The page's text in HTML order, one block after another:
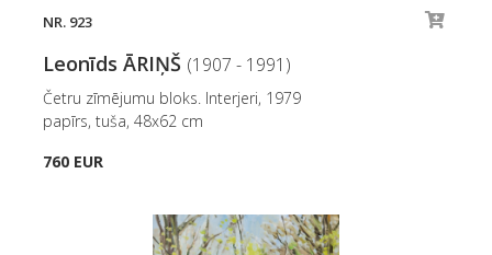
NR. 923
Leonīds ĀRIŅŠ (1907 - 1991)
Četru zīmējumu bloks. Interjeri, 1979
papīrs, tuša, 48x62 cm
760 EUR